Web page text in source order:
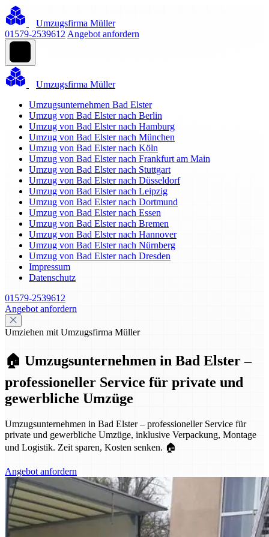
Umzugsfirma Müller
01579-2539612 Angebot anfordern
Umzugsfirma Müller
Umzugsunternehmen Bad Elster
Umzug von Bad Elster nach Berlin
Umzug von Bad Elster nach Hamburg
Umzug von Bad Elster nach München
Umzug von Bad Elster nach Köln
Umzug von Bad Elster nach Frankfurt am Main
Umzug von Bad Elster nach Stuttgart
Umzug von Bad Elster nach Düsseldorf
Umzug von Bad Elster nach Leipzig
Umzug von Bad Elster nach Dortmund
Umzug von Bad Elster nach Essen
Umzug von Bad Elster nach Bremen
Umzug von Bad Elster nach Hannover
Umzug von Bad Elster nach Nürnberg
Umzug von Bad Elster nach Dresden
Impressum
Datenschutz
01579-2539612
Angebot anfordern
Umziehen mit Umzugsfirma Müller
🏠 Umzugsunternehmen in Bad Elster –
professioneller Service für private und
gewerbliche Umzüge
Umzugsunternehmen in Bad Elster – professioneller Service für
private und gewerbliche Umzüge, inklusive Verpackung, Montage
und Logistik. Zeit sparen, Kosten senken. 🏠
Angebot anfordern